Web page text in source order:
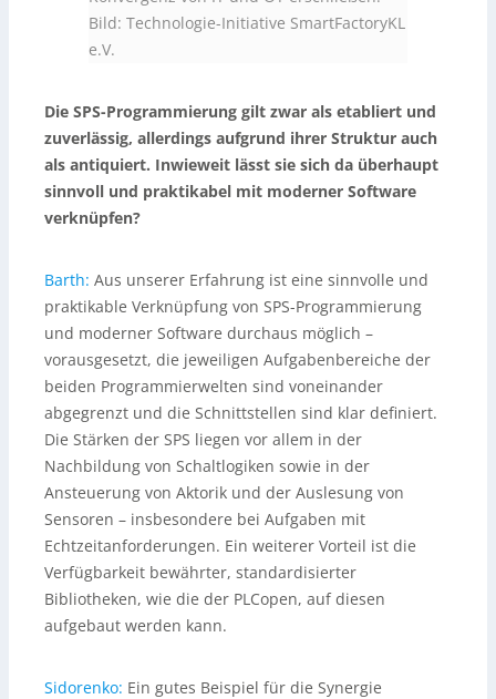
Bild: Technologie-Initiative SmartFactoryKL
e.V.
Die SPS-Programmierung gilt zwar als etabliert und
zuverlässig, allerdings aufgrund ihrer Struktur auch
als antiquiert. Inwieweit lässt sie sich da überhaupt
sinnvoll und praktikabel mit moderner Software
verknüpfen?
Barth: Aus unserer Erfahrung ist eine sinnvolle und
praktikable Verknüpfung von SPS-Programmierung
und moderner Software durchaus möglich –
vorausgesetzt, die jeweiligen Aufgabenbereiche der
beiden Programmierwelten sind voneinander
abgegrenzt und die Schnittstellen sind klar definiert.
Die Stärken der SPS liegen vor allem in der
Nachbildung von Schaltlogiken sowie in der
Ansteuerung von Aktorik und der Auslesung von
Sensoren – insbesondere bei Aufgaben mit
Echtzeitanforderungen. Ein weiterer Vorteil ist die
Verfügbarkeit bewährter, standardisierter
Bibliotheken, wie die der PLCopen, auf diesen
aufgebaut werden kann.
Sidorenko: Ein gutes Beispiel für die Synergie